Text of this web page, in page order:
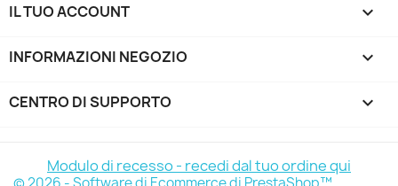
IL TUO ACCOUNT 
INFORMAZIONI NEGOZIO keyboard_arrow_down
CENTRO DI SUPPORTO 
Modulo di recesso - recedi dal tuo ordine qui